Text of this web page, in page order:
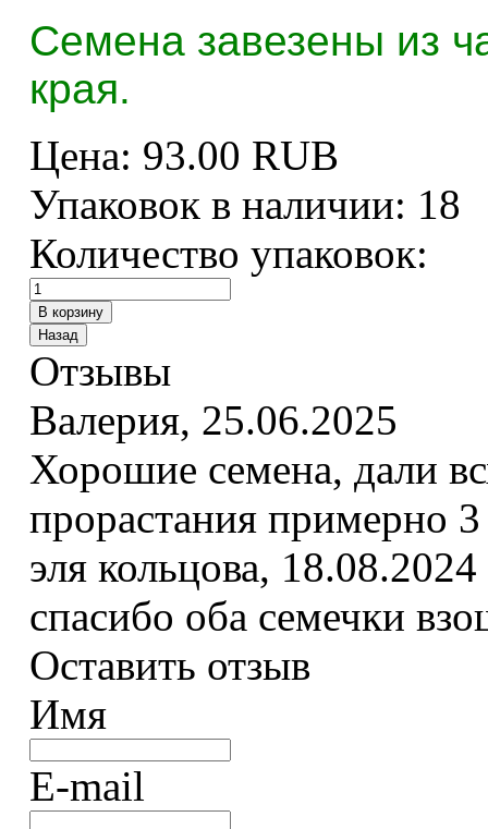
Семена завезены из
края.
Цена: 93.00 RUB
Упаковок в наличии: 18
Количество упаковок:
Отзывы
Валерия, 25.06.2025
Хорошие семена, дали
прорастания примерно
эля кольцова, 18.08.2024
спасибо оба семечки
Оставить отзыв
Имя
E-mail